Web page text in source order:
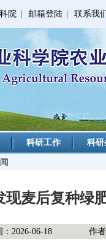
院 邮箱登陆 联系我
科研工作 科
现麦后复种绿
：2026-06-18 作